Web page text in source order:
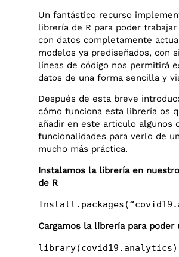
Un fantástico recurso
librería de R para poder
con datos completamente
modelos ya prediseñados, con
líneas de código nos permitirá
datos de una forma sencilla y
Después de esta breve
cómo funciona esta librería os
añadir en este articulo algunos
funcionalidades para verlo de
mucho más práctica.
Instalamos la librería en
de R
Cargamos la librería para poder
library(covid19.analytics)